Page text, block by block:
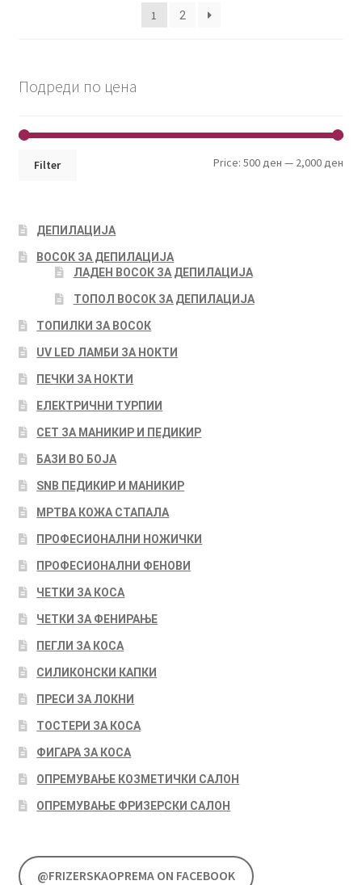
1 2
Подреди по цена
Filter Price:500 ден — 2,000 ден
ДЕПИЛАЦИЈА
ВОСОК ЗА ДЕПИЛАЦИЈА
ЛАДЕН ВОСОК ЗА ДЕПИЛАЦИЈА
ТОПОЛ ВОСОК ЗА ДЕПИЛАЦИЈА
ТОПИЛКИ ЗА ВОСОК
UV LED ЛАМБИ ЗА НОКТИ
ПЕЧКИ ЗА НОКТИ
ЕЛЕКТРИЧНИ ТУРПИИ
СЕТ ЗА МАНИКИР И ПЕДИКИР
БАЗИ ВО БОЈА
SNB ПЕДИКИР И МАНИКИР
МРТВА КОЖА СТАПАЛА
ПРОФЕСИОНАЛНИ НОЖИЧКИ
ПРОФЕСИОНАЛНИ ФЕНОВИ
ЧЕТКИ ЗА КОСА
ЧЕТКИ ЗА ФЕНИРАЊЕ
ПЕГЛИ ЗА КОСА
СИЛИКОНСКИ КАПКИ
ПРЕСИ ЗА ЛОКНИ
ТОСТЕРИ ЗА КОСА
ФИГАРА ЗА КОСА
ОПРЕМУВАЊЕ КОЗМЕТИЧКИ САЛОН
ОПРЕМУВАЊЕ ФРИЗЕРСКИ САЛОН
@FRIZERSKAOPREMA ON FACEBOOK